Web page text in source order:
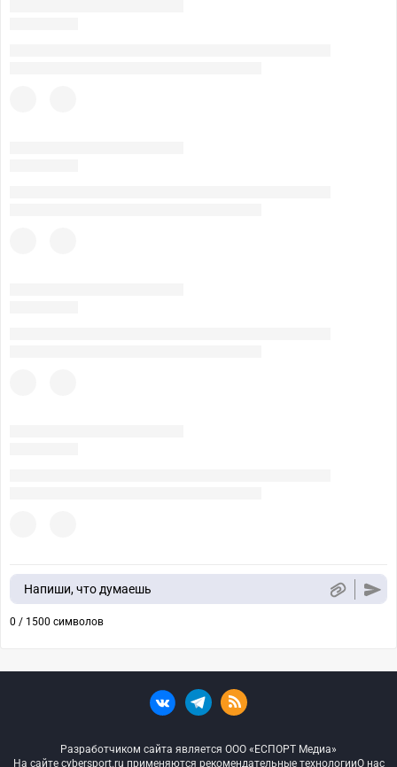
Напиши, что думаешь
0 / 1500 символов
Разработчиком сайта является ООО «ЕСПОРТ Медиа»
На сайте cybersport.ru применяются рекомендательные технологииО нас